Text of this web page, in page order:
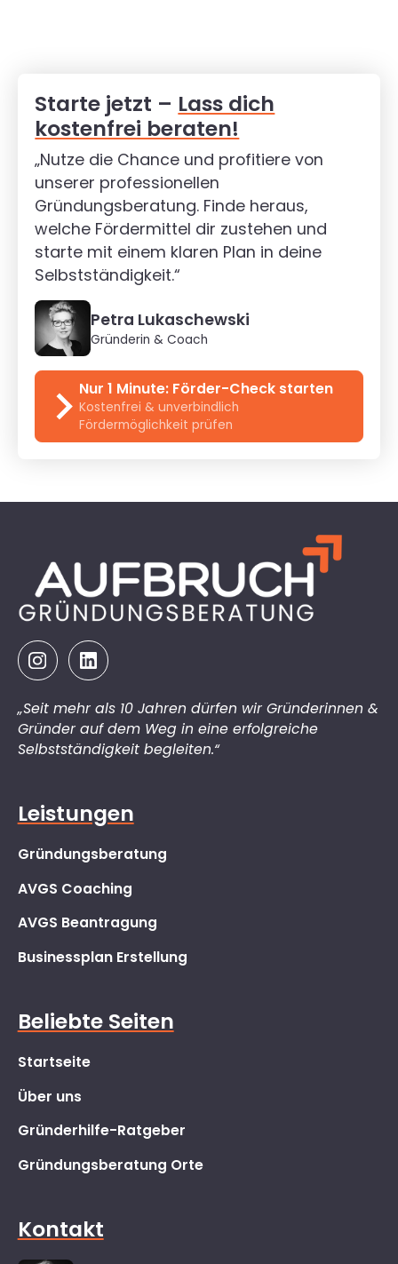
Starte jetzt – Lass dich
kostenfrei beraten!
„Nutze die Chance und profitiere von
unserer professionellen
Gründungsberatung. Finde heraus,
welche Fördermittel dir zustehen und
starte mit einem klaren Plan in deine
Selbstständigkeit.“
Petra Lukaschewski
Gründerin & Coach
Nur 1 Minute: Förder-Check starten
Kostenfrei & unverbindlich
Fördermöglichkeit prüfen
„Seit mehr als 10 Jahren dürfen wir Gründerinnen &
Gründer auf dem Weg in eine erfolgreiche
Selbstständigkeit begleiten.“
Leistungen
Gründungsberatung
AVGS Coaching
AVGS Beantragung
Businessplan Erstellung
Beliebte Seiten
Startseite
Über uns
Gründerhilfe-Ratgeber
Gründungsberatung Orte
Kontakt